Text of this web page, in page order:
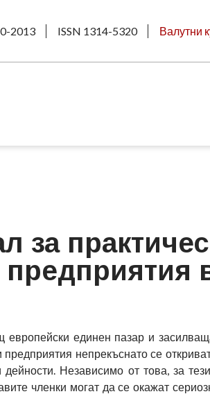
2013 ISSN 1314-5320 Валутни
единен пазар и
непрекъснато се
Независимо от това, за
членки могат да се окажат